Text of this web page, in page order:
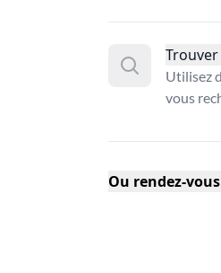
Utilisez
vous
Ou rendez-